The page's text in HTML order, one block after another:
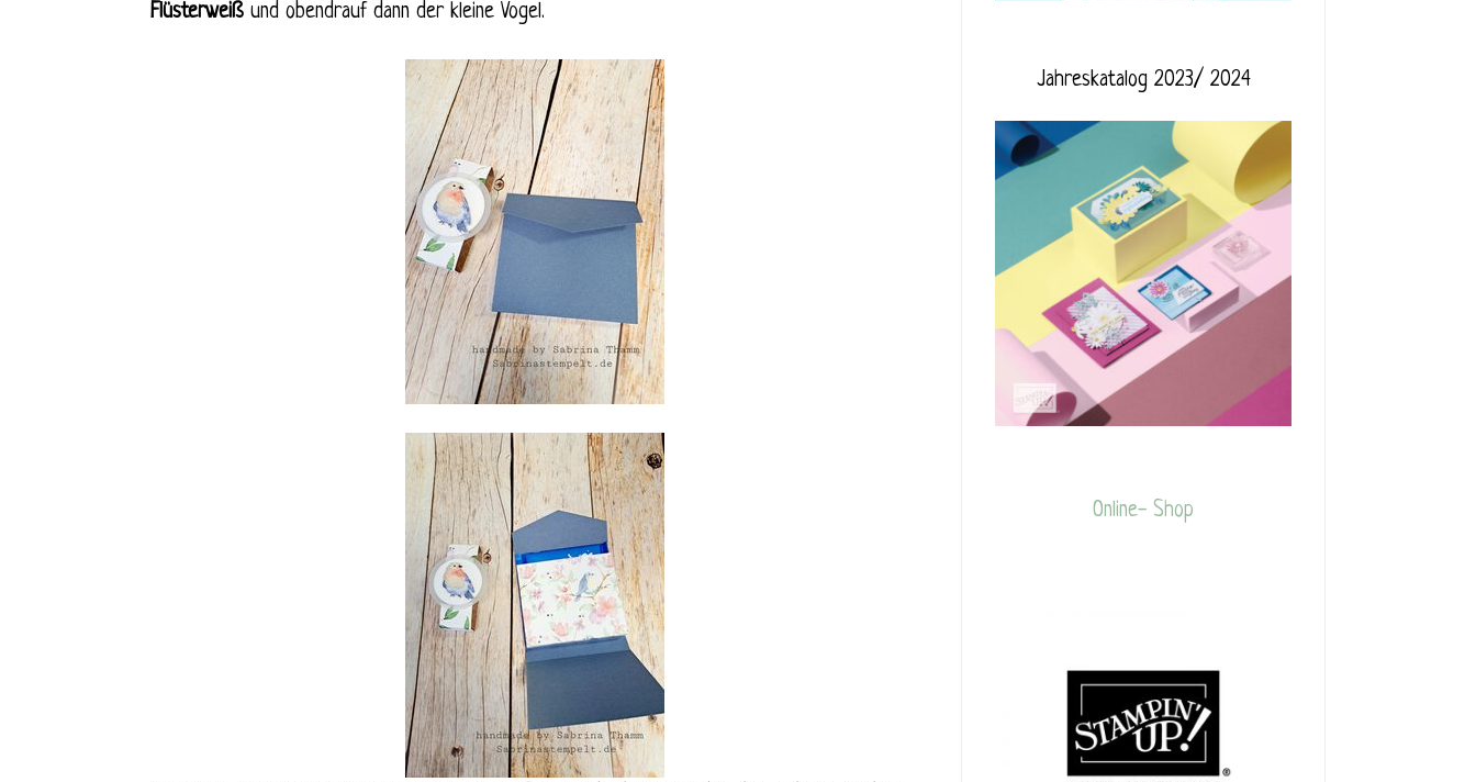
Flüsterweiß und obendrauf dann der kleine Vogel.
Jahreskatalog 2023/ 2024
Online- Shop